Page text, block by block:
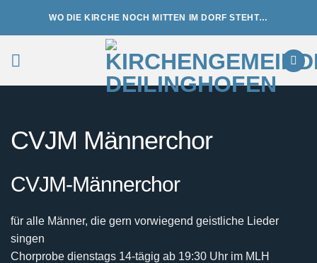
WO DIE KIRCHE NOCH MITTEN IM DORF STEHT…
CVJM Männerchor
CVJM-Männerchor
für alle Männer, die gern vorwiegend geistliche Lieder
singen
Chorprobe dienstags 14-tägig ab 19:30 Uhr im MLH